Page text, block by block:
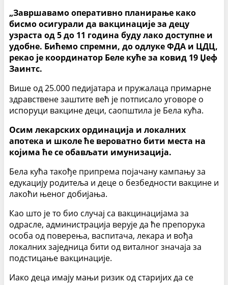
„Завршавамо оперативно планирање како
бисмо осигурали да вакцинације за децу
узраста од 5 до 11 година буду лако доступне и
удобне. Бићемо спремни, до одлуке ФДА и ЦДЦ,
рекао је координатор Беле куће за ковид 19 Џеф
Заинтс.
Више од 25.000 педијатара и пружалаца примарне
здравствене заштите већ је потписало уговоре о
испоруци вакцине деци, саопштила је Бела кућа.
Осим лекарских ординација и локалних
апотека и школе ће вероватно бити места на
којима ће се обављати имунизација.
Бела кућа такође припрема појачану кампању за
едукацију родитеља и деце о безбедности вакцине и
лакоћи њеног добијања.
Као што је то био случај са вакцинацијама за
одрасле, администрација верује да ће препорука
особа од поверења, васпитача, лекара и вођа
локалних заједница бити од виталног значаја за
подстицање вакцинације.
Иако деца имају мањи ризик од старијих да се